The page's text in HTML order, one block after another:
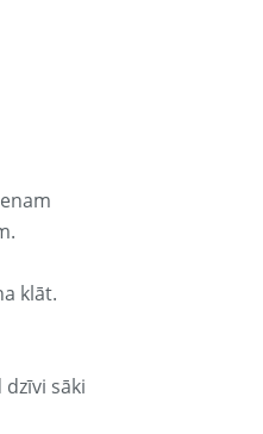
klāt.
sāki